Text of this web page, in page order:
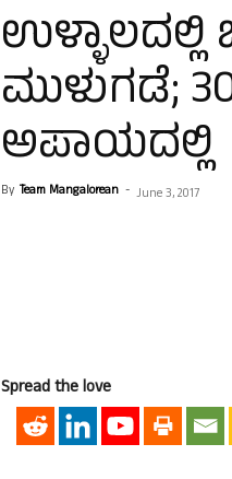
ಮುಳುಗಡೆ;
ಅಪಾಯದಲ್ಲಿ
By Team Mangalorean - June 3, 2017
Spread the love